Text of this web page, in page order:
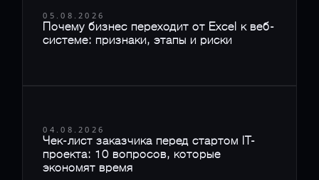
05.08.2026
Почему бизнес переходит от Excel к веб-
системе: признаки, этапы и риски
04.08.2026
Чек-лист заказчика перед стартом IT-
проекта: 10 вопросов, которые
экономят время